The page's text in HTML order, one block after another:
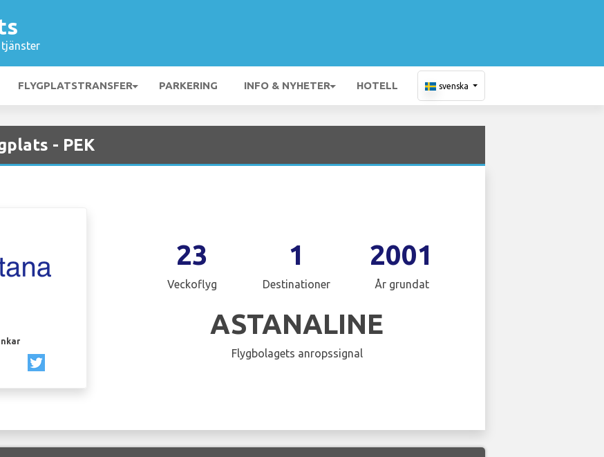
FLYGPLATSTRANSFER PARKERING INFO & NYHETER HOTELL svenska
- PEK
23
Veckoflyg
1
Destinationer
2001
År grundat
ASTANALINE
Flygbolagets anropssignal